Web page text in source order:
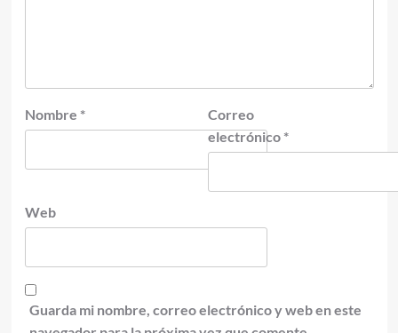
Nombre *
Correo
electrónico *
Web
Guarda mi nombre, correo electrónico y web en este